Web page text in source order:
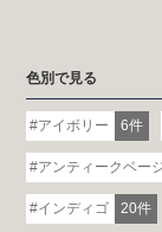
色別で見る
アイボリー 6件
アンティークベー
インディゴ 20件